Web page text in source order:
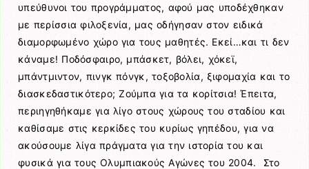
υπεύθυνοι του προγράμματος, αφού μας υποδέχθηκαν
με περίσσια φιλοξενία, μας οδήγησαν στον ειδικά
διαμορφωμένο χώρο για τους μαθητές. Εκεί…και τι δεν
κάναμε! Ποδόσφαιρο, μπάσκετ, βόλει, χόκεϊ,
μπάντμιντον, πινγκ πόνγκ, τοξοβολία, ξιφομαχία και το
διασκεδαστικότερο; Ζούμπα για τα κορίτσια! Έπειτα,
περιηγηθήκαμε για λίγο στους χώρους του σταδίου και
καθίσαμε στις κερκίδες του κυρίως γηπέδου, για να
ακούσουμε λίγα πράγματα για την ιστορία του και
φυσικά για τους Ολυμπιακούς Αγώνες του 2004. Στο